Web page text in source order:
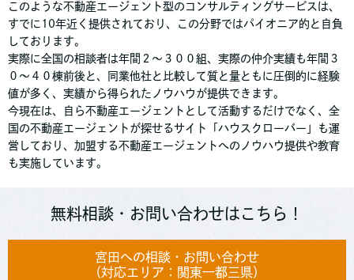
このような不動産エージェント型のコンサルティングサービスは、
すでに10年近く提供されており、この分野ではパイオニア的と自負
しております。
実際に全国の相談者は年間２〜３００組、実際の仲介実績も年間３
０〜４０棟前後と、同業他社と比較して質と量ともに圧倒的に経験
値が多く、実績から得られたノウハウが提供できます。
今現在は、自ら不動産エージェントとして活動するだけでなく、全
国の不動産エージェントが探せるサイト「ハウスクローバー」も運
営しており、加盟する不動産エージェントへのノウハウ提供や教育
も実施しています。
無料相談・お問い合わせはこちら！
宮田への相談・お問い合わせ
（対応エリア：関東一都三県）